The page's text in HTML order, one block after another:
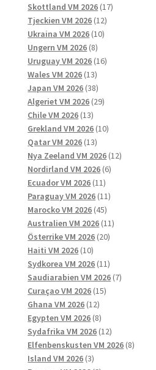
produkter
Skottland VM 2026 1717
Tjeckien VM 2026 1212
Ukraina VM 2026 1010
Ungern VM 2026 88
produkter
Uruguay VM 2026 1616
Wales VM 2026 1313
produkter
Japan VM 2026 3838
produkter
Algeriet VM 2026 2929
Chile VM 2026 1313
produkter
Grekland VM 2026 1010
Qatar VM 2026 1313
produkter
Nya Zeeland VM 2026 1212
Nordirland VM 2026 66
Ecuador VM 2026 1111
produkter
Paraguay VM 2026 1111
Marocko VM 2026 4545
produkter
Australien VM 2026 1111
Österrike VM 2026 2020
Haiti VM 2026 1010
produkter
Sydkorea VM 2026 1111
produkter
Saudiarabien VM 2026 77
Curaçao VM 2026 1515
Ghana VM 2026 1212
produkter
Egypten VM 2026 88
produkter
Sydafrika VM 2026 1212
produkter
Elfenbenskusten VM 2026 88
Island VM 2026 33